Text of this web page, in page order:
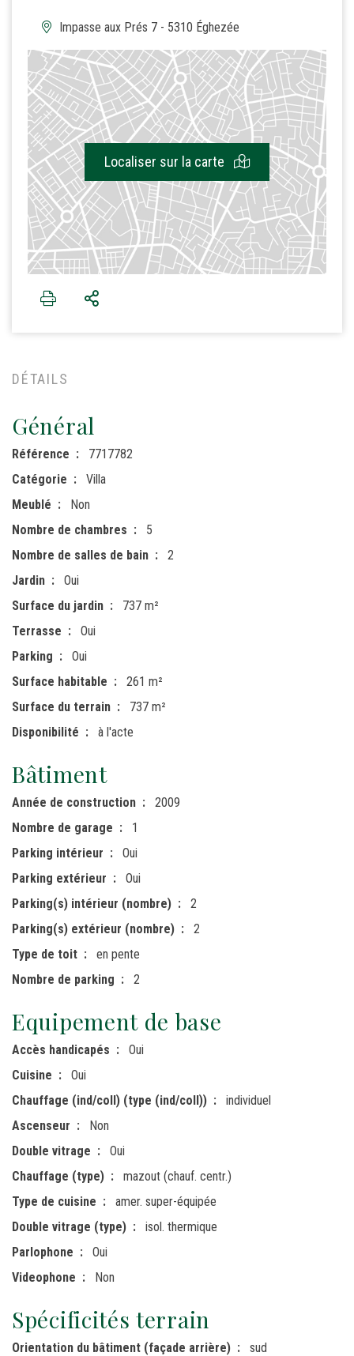
Impasse aux Prés 7 - 5310 Éghezée
Localiser sur la carte
DÉTAILS
Général
Référence
7717782
Catégorie
Villa
Meublé
Non
Nombre de chambres
5
Nombre de salles de bain
2
Jardin
Oui
Surface du jardin
737 m²
Terrasse
Oui
Parking
Oui
Surface habitable
261 m²
Surface du terrain
737 m²
Disponibilité
à l'acte
Bâtiment
Année de construction
2009
Nombre de garage
1
Parking intérieur
Oui
Parking extérieur
Oui
Parking(s) intérieur (nombre)
2
Parking(s) extérieur (nombre)
2
Type de toit
en pente
Nombre de parking
2
Equipement de base
Accès handicapés
Oui
Cuisine
Oui
Chauffage (ind/coll) (type (ind/coll))
individuel
Ascenseur
Non
Double vitrage
Oui
Chauffage (type)
mazout (chauf. centr.)
Type de cuisine
amer. super-équipée
Double vitrage (type)
isol. thermique
Parlophone
Oui
Videophone
Non
Spécificités terrain
Orientation du bâtiment (façade arrière) sud